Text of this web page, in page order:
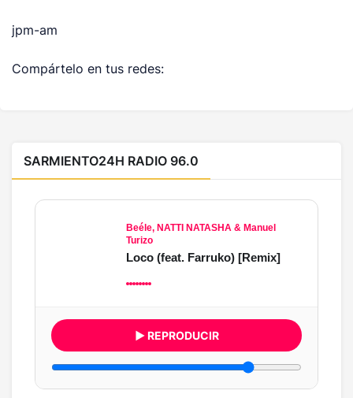
jpm-am
Compártelo en tus redes:
SARMIENTO24H RADIO 96.0
Beéle, NATTI NATASHA & Manuel
Turizo
Loco (feat. Farruko) [Remix]
▶ REPRODUCIR